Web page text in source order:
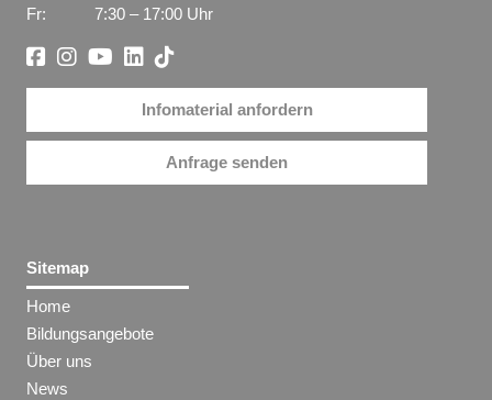
Fr: 7:30 – 17:00 Uhr
Infomaterial anfordern
Anfrage senden
Sitemap
Home
Bildungsangebote
Über uns
News